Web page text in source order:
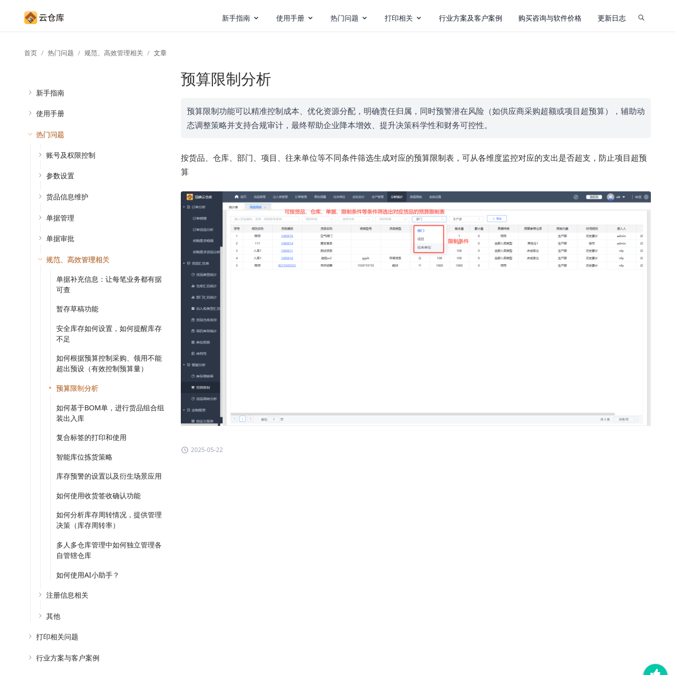
新手指南 使用手册 热门问题 打印相关 行业方案及客户案例 购买咨询与软件价格 更新日志
首页 热门问题 规范、高效管理相关 文章
新手指南
使用手册
热门问题
账号及权限控制
参数设置
货品信息维护
单据管理
单据审批
规范、高效管理相关
单据补充信息：让每笔业务都有据
可查
暂存草稿功能
安全库存如何设置，如何提醒库存
不足
如何根据预算控制采购、领用不能
超出预设（有效控制预算量）
预算限制分析
如何基于BOM单，进行货品组合组
装出入库
复合标签的打印和使用
智能库位拣货策略
库存预警的设置以及衍生场景应用
如何使用收货签收确认功能
如何分析库存周转情况，提供管理
决策（库存周转率）
多人多仓库管理中如何独立管理各
自管辖仓库
如何使用AI小助手？
注册信息相关
其他
打印相关问题
行业方案与客户案例
预算限制分析
预算限制功能可以精准控制成本、优化资源分配，明确责任归属，同时预警潜在风险（如供应商采购超额或项目超预算），辅助动
态调整策略并支持合规审计，最终帮助企业降本增效、提升决策科学性和财务可控性。
按货品、仓库、部门、项目、往来单位等不同条件筛选生成对应的预算限制表，可从各维度监控对应的支出是否超支，防止项目超预
算
2025-05-22